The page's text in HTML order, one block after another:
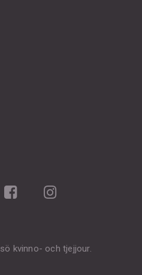
kvinno- och tjejjour.